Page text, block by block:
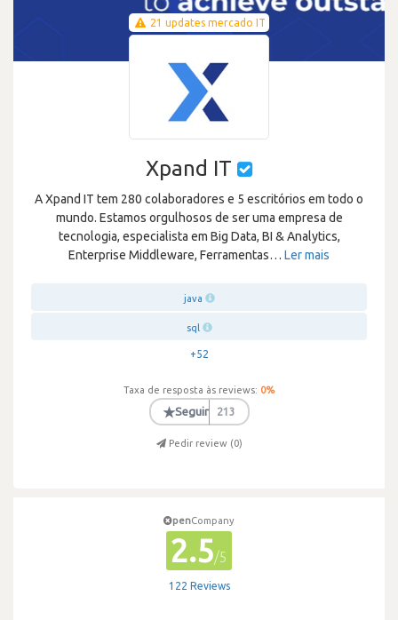
21 updates mercado IT
Xpand IT
A Xpand IT tem 280 colaboradores e 5 escritórios em todo o
mundo. Estamos orgulhosos de ser uma empresa de
tecnologia, especialista em Big Data, BI & Analytics,
Enterprise Middleware, Ferramentas… Ler mais
java
sql
+52
Taxa de resposta às reviews: 0%
★Seguir 213
Pedir review (0)
penCompany
2.5/5
122 Reviews